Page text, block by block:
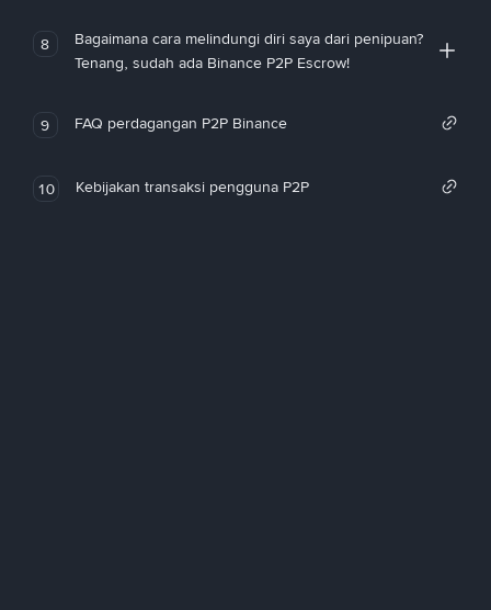
8
Bagaimana cara melindungi diri saya dari penipuan?
Tenang, sudah ada Binance P2P Escrow!
9 FAQ perdagangan P2P Binance
10 Kebijakan transaksi pengguna P2P